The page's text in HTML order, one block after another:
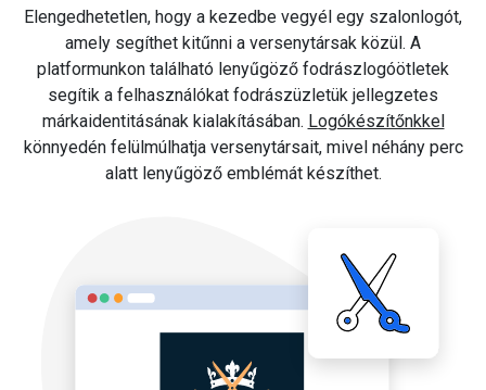
Elengedhetetlen, hogy a kezedbe vegyél egy szalonlogót,
amely segíthet kitűnni a versenytársak közül. A
platformunkon található lenyűgöző fodrászlogóötletek
segítik a felhasználókat fodrászüzletük jellegzetes
márkaidentitásának kialakításában. Logókészítőnkkel
könnyedén felülmúlhatja versenytársait, mivel néhány perc
alatt lenyűgöző emblémát készíthet.